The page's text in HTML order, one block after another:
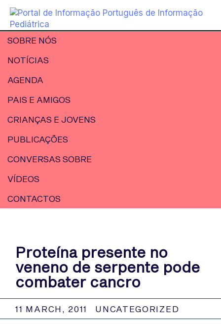
SOBRE NÓS
NOTÍCIAS
AGENDA
PAIS E AMIGOS
CRIANÇAS E JOVENS
PUBLICAÇÕES
CONVERSAS SOBRE
VÍDEOS
CONTACTOS
Proteína presente no
veneno de serpente pode
combater cancro
11 MARCH, 2011 UNCATEGORIZED